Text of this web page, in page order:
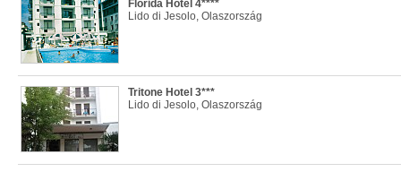
Florida Hotel 4****
Lido di Jesolo, Olaszország
Tritone Hotel 3***
Lido di Jesolo, Olaszország